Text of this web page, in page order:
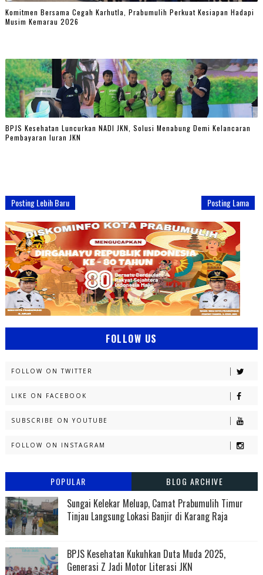
Komitmen Bersama Cegah Karhutla, Prabumulih Perkuat Kesiapan Hadapi
Musim Kemarau 2026
BPJS Kesehatan Luncurkan NADI JKN, Solusi Menabung Demi Kelancaran
Pembayaran Iuran JKN
Posting Lebih Baru Posting Lama
FOLLOW US
FOLLOW ON TWITTER
LIKE ON FACEBOOK
SUBSCRIBE ON YOUTUBE
FOLLOW ON INSTAGRAM
POPULAR BLOG ARCHIVE
Sungai Kelekar Meluap, Camat Prabumulih Timur
Tinjau Langsung Lokasi Banjir di Karang Raja
BPJS Kesehatan Kukuhkan Duta Muda 2025,
Generasi Z Jadi Motor Literasi JKN